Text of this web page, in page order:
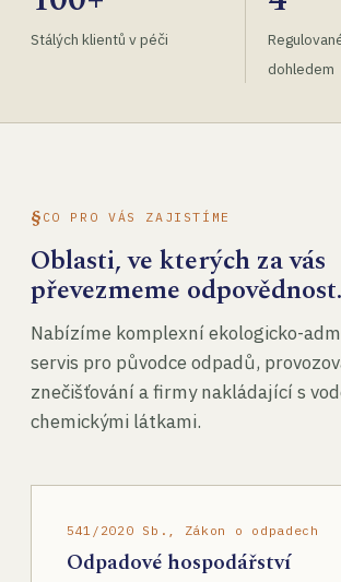
Stálých klientů v péči
dohledem
CO PRO VÁS ZAJISTÍME
Oblasti, ve kterých za vás
převezmeme odpovědnost.
Nabízíme komplexní ekologicko-
servis pro původce odpadů,
znečišťování a firmy nakládající s
chemickými látkami.
541/2020 Sb., Zákon o odpadech
Odpadové hospodářství